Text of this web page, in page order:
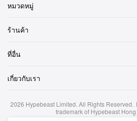
หมวดหมู่
ร้านค้า
ที่อื่น
เกี่ยวกับเรา
2026 Hypebeast Limited. All Rights Reserved.
trademark of Hypebeast